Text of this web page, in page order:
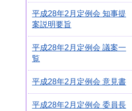
平成28年2月定例会 知事提
案説明要旨
平成28年2月定例会 議案一
覧
平成28年2月定例会 意見書
平成28年2月定例会 委員長